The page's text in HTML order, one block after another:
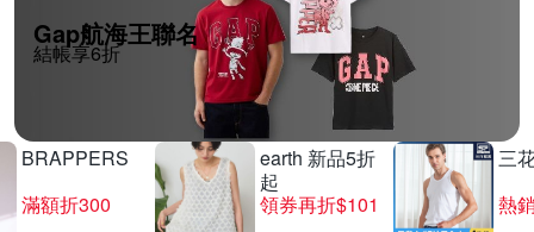
Gap航海王聯名
結帳享6折
BRAPPERS
滿額折300
earth 新品5折
起
領券再折$101
三
熱